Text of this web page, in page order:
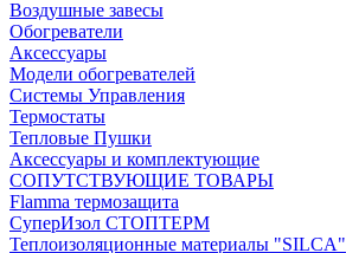
Воздушные завесы
Обогреватели
Аксессуары
Модели обогревателей
Системы Управления
Термостаты
Тепловые Пушки
Аксессуары и комплектующие
СОПУТСТВУЮЩИЕ ТОВАРЫ
Flamma термозащита
СуперИзол СТОПТЕРМ
Теплоизоляционные материалы "SILCA"